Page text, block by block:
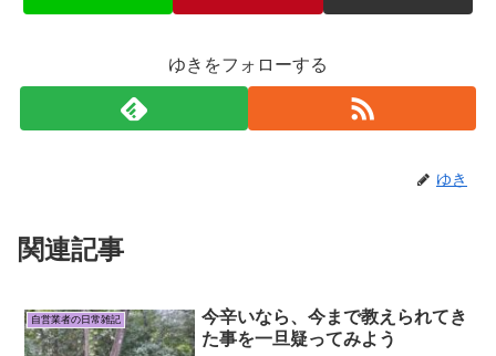
ゆきをフォローする
ゆき
関連記事
自営業者の日常雑記
今辛いなら、今まで教えられてき
た事を一旦疑ってみよう